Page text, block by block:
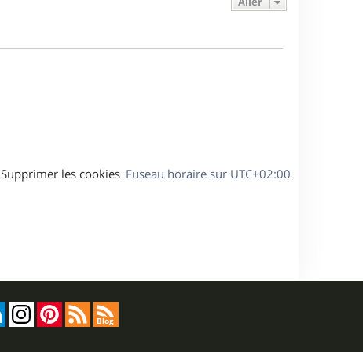
Fuseau horaire sur UTC+02:00
Supprimer les cookies